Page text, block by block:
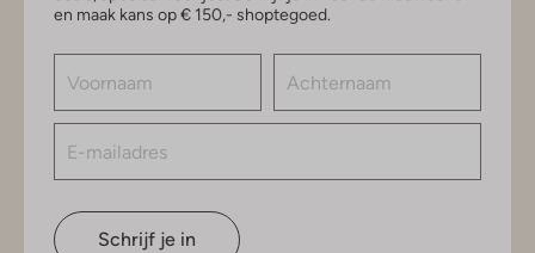
en maak kans op € 150,- shoptegoed.
Schrijf je in